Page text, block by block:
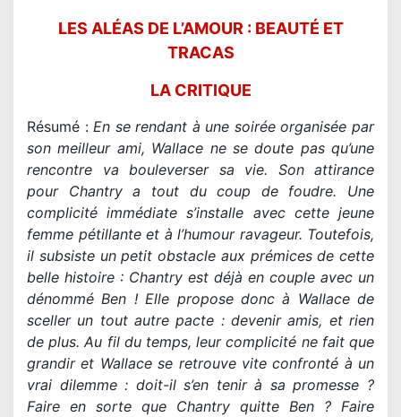
LES ALÉAS DE L’AMOUR : BEAUTÉ ET
TRACAS
LA CRITIQUE
Résumé :En se rendant à une soirée organisée par
son meilleur ami, Wallace ne se doute pas qu’une
rencontre va bouleverser sa vie. Son attirance
pour Chantry a tout du coup de foudre. Une
complicité immédiate s’installe avec cette jeune
femme pétillante et à l’humour ravageur. Toutefois,
il subsiste un petit obstacle aux prémices de cette
belle histoire : Chantry est déjà en couple avec un
dénommé Ben ! Elle propose donc à Wallace de
sceller un tout autre pacte : devenir amis, et rien
de plus. Au fil du temps, leur complicité ne fait que
grandir et Wallace se retrouve vite confronté à un
vrai dilemme : doit-il s’en tenir à sa promesse ?
Faire en sorte que Chantry quitte Ben ? Faire